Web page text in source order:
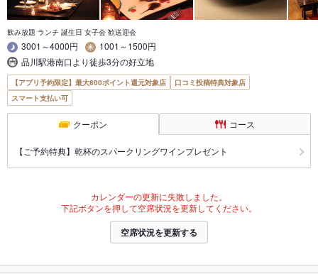
飲み放題 ランチ 誕生日 女子会 歓送迎会
3001～4000円
1001～1500円
品川駅港南口より徒歩3分の好立地
【アプリ予約限定】最大800ポイント還元対象店
口コミ投稿特典対象店
スマート支払い可
クーポン コース
【ご予約特典】乾杯のスパークリングワインプレゼント
カレンダーの更新に失敗しました。
下記ボタンを押して空席状況を更新してください。
空席状況を更新する